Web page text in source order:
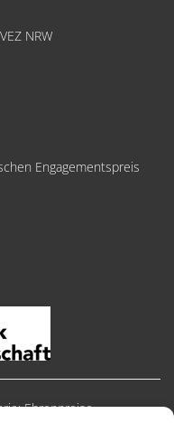
NRW
Engagementspreis
Ehrenpreise